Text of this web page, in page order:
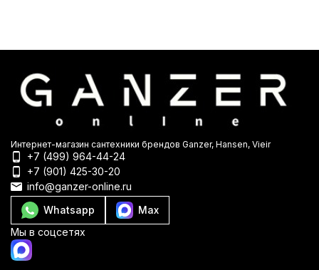
Интернет-магазин сантехники брендов Ganzer, Hansen, Vieir
+7 (499) 964-44-24
+7 (901) 425-30-20
info@ganzer-online.ru
Whatsapp
Max
Мы в соцсетях